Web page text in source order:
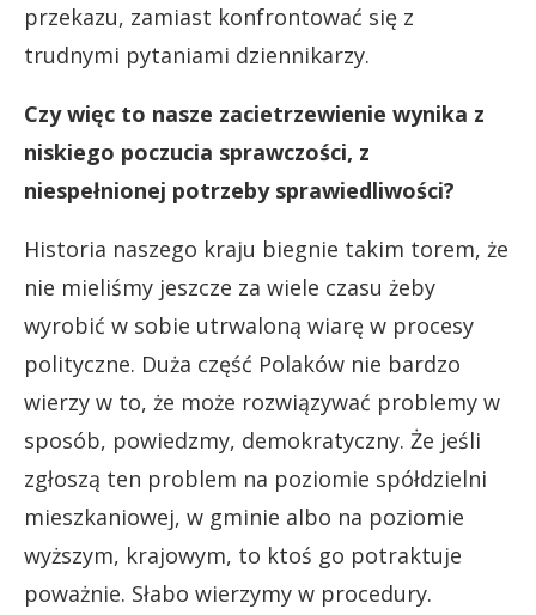
przekazu, zamiast konfrontować się z
trudnymi pytaniami dziennikarzy.
Czy więc to nasze zacietrzewienie wynika z
niskiego poczucia sprawczości, z
niespełnionej potrzeby sprawiedliwości?
Historia naszego kraju biegnie takim torem, że
nie mieliśmy jeszcze za wiele czasu żeby
wyrobić w sobie utrwaloną wiarę w procesy
polityczne. Duża część Polaków nie bardzo
wierzy w to, że może rozwiązywać problemy w
sposób, powiedzmy, demokratyczny. Że jeśli
zgłoszą ten problem na poziomie spółdzielni
mieszkaniowej, w gminie albo na poziomie
wyższym, krajowym, to ktoś go potraktuje
poważnie. Słabo wierzymy w procedury.